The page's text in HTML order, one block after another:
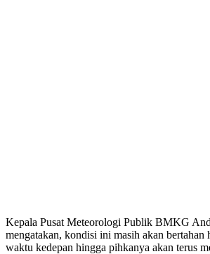
Kepala Pusat Meteorologi Publik BMKG
mengatakan, kondisi ini masih akan bertahan
waktu kedepan hingga pihkanya akan terus